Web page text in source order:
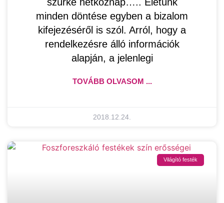
minden döntése egyben a bizalom
kifejezéséről is szól. Arról, hogy a
rendelkezésre álló információk
alapján, a jelenlegi
TOVÁBB OLVASOM ...
2018.12.24.
Világító festék